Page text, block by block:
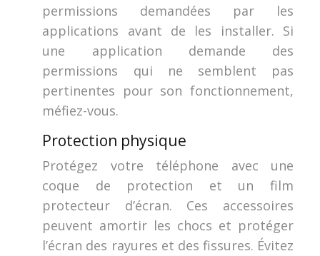
permissions demandées par les
applications avant de les installer. Si
une application demande des
permissions qui ne semblent pas
pertinentes pour son fonctionnement,
méfiez-vous.
Protection physique
Protégez votre téléphone avec une
coque de protection et un film
protecteur d’écran. Ces accessoires
peuvent amortir les chocs et protéger
l’écran des rayures et des fissures. Évitez